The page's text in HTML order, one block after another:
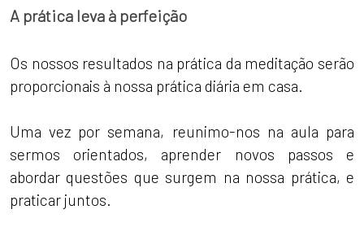
A prática leva à perfeição
Os nossos resultados na prática da meditação serão
proporcionais à nossa prática diária em casa.
Uma vez por semana, reunimo-nos na aula para
sermos orientados, aprender novos passos e
abordar questões que surgem na nossa prática, e
praticar juntos.